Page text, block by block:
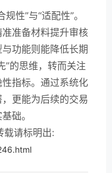
性”与“适配性”。
准备材料提升审核
功能则能降低长期
”的思维，转而关注
指标。通过系统化
更能为后续的交易
础。
载请标明出: